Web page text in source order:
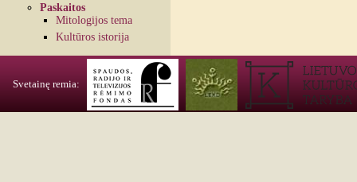
Paskaitos
Mitologijos tema
Kultūros istorija
Svetainę remia: